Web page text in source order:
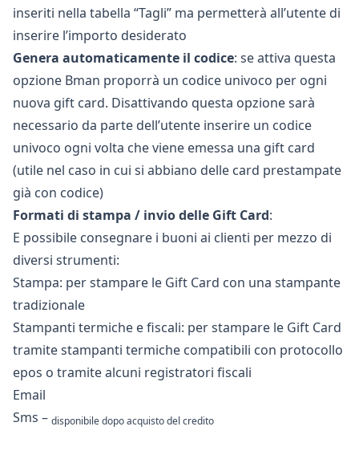
inseriti nella tabella “Tagli” ma permetterà all’utente di
inserire l’importo desiderato
Genera automaticamente il codice: se attiva questa
opzione Bman proporrà un codice univoco per ogni
nuova gift card. Disattivando questa opzione sarà
necessario da parte dell’utente inserire un codice
univoco ogni volta che viene emessa una gift card
(utile nel caso in cui si abbiano delle card prestampate
già con codice)
Formati di stampa / invio delle Gift Card:
E possibile consegnare i buoni ai clienti per mezzo di
diversi strumenti:
Stampa: per stampare le Gift Card con una stampante
tradizionale
Stampanti termiche e fiscali: per stampare le Gift Card
tramite stampanti termiche compatibili con protocollo
epos o tramite alcuni registratori fiscali
Email
Sms – disponibile dopo acquisto del credito